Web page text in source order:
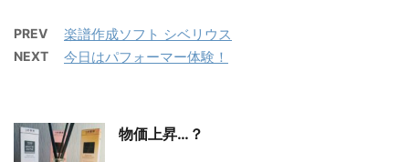
PREV 楽譜作成ソフト シベリウス
NEXT 今日はパフォーマー体験！
物価上昇…？